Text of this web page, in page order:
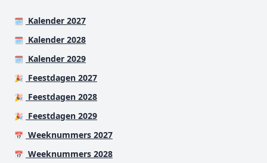
🗓️ Kalender 2027
🗓️ Kalender 2028
🗓️ Kalender 2029
🎉 Feestdagen 2027
🎉 Feestdagen 2028
🎉 Feestdagen 2029
📅 Weeknummers 2027
📅 Weeknummers 2028